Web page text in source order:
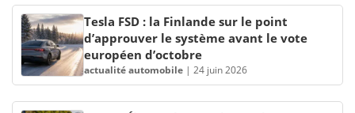
Tesla FSD : la Finlande sur le point
d’approuver le système avant le vote
européen d’octobre
actualité automobile | 24 juin 2026